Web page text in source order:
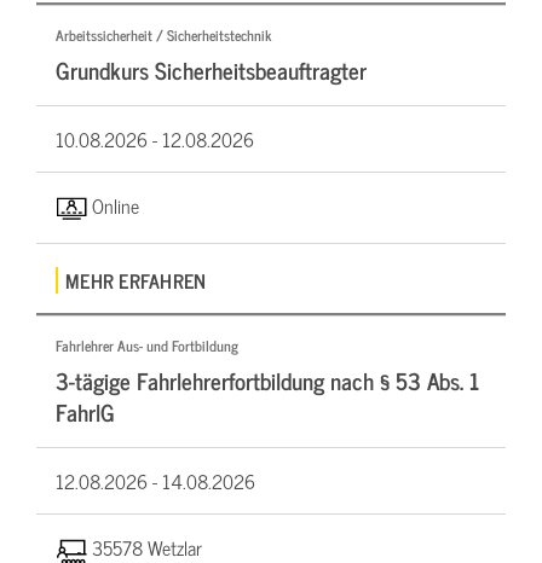
Arbeitssicherheit / Sicherheitstechnik
Grundkurs Sicherheitsbeauftragter
10.08.2026 -12.08.2026
Online
MEHR ERFAHREN
Fahrlehrer Aus- und Fortbildung
3-tägige Fahrlehrerfortbildung nach § 53 Abs. 1
FahrlG
12.08.2026 -14.08.2026
35578 Wetzlar